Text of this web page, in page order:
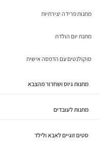
מתנות פרידה יצירתיות
מתנת יום הולדת
סוקולנטים עם הדפסה אישית
מתנות גיוס ושחרור מהצבא
מתנות לעובדים
סטים זוגיים לאבא ולילד